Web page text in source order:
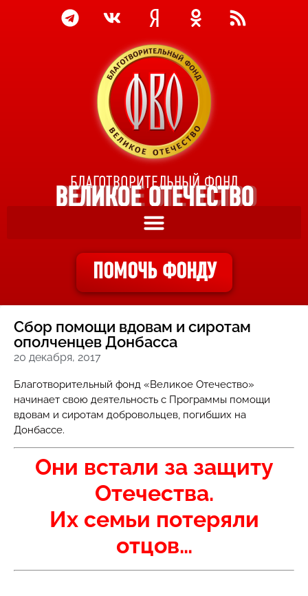
БЛАГОТВОРИТЕЛЬНЫЙ ФОНД
ВЕЛИКОЕ ОТЕЧЕСТВО
ПОМОЧЬ ФОНДУ
Сбор помощи вдовам и сиротам
ополченцев Донбасса
20 декабря, 2017
Благотворительный фонд «Великое Отечество»
начинает свою деятельность с Программы помощи
вдовам и сиротам добровольцев, погибших на
Донбассе.
Они встали за защиту
Отечества.
Их семьи потеряли
отцов…